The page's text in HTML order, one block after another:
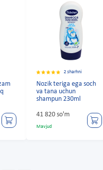
2 sharhni
Nozik teriga ega soch
va tana uchun
shampun 230ml
41 820 so'm
Mavjud